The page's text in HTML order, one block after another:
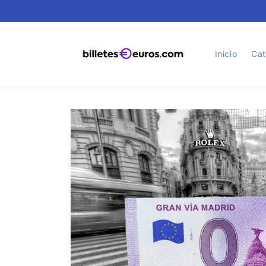
al contenido
Inicio
directamente
a la
información
del producto